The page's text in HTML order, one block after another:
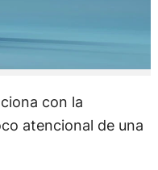
con la
atencional de una